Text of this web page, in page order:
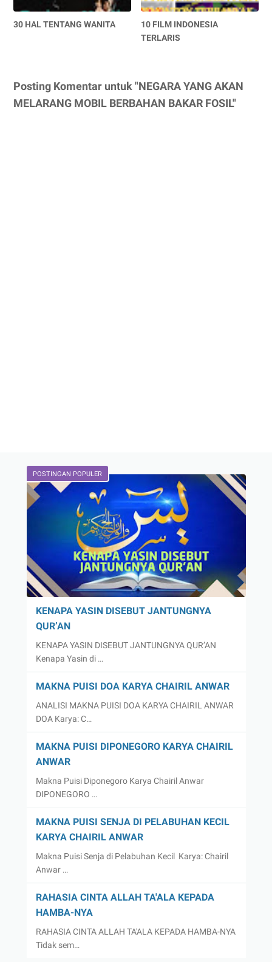
30 HAL TENTANG WANITA
10 FILM INDONESIA
TERLARIS
Posting Komentar untuk "NEGARA YANG AKAN
MELARANG MOBIL BERBAHAN BAKAR FOSIL"
POSTINGAN POPULER
KENAPA YASIN DISEBUT JANTUNGNYA
QUR’AN
KENAPA YASIN DISEBUT JANTUNGNYA QUR’AN
Kenapa Yasin di …
MAKNA PUISI DOA KARYA CHAIRIL ANWAR
ANALISI MAKNA PUISI DOA KARYA CHAIRIL ANWAR
DOA Karya: C…
MAKNA PUISI DIPONEGORO KARYA CHAIRIL
ANWAR
Makna Puisi Diponegoro Karya Chairil Anwar
DIPONEGORO …
MAKNA PUISI SENJA DI PELABUHAN KECIL
KARYA CHAIRIL ANWAR
Makna Puisi Senja di Pelabuhan Kecil Karya: Chairil
Anwar …
RAHASIA CINTA ALLAH TA'ALA KEPADA
HAMBA-NYA
RAHASIA CINTA ALLAH TA'ALA KEPADA HAMBA-NYA
Tidak sem…